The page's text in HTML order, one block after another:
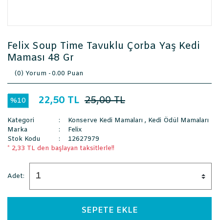
Felix Soup Time Tavuklu Çorba Yaş Kedi
Maması 48 Gr
(0) Yorum -0.00 Puan
%10 22,50 TL 25,00 TL
Kategori Konserve Kedi Mamaları , Kedi Ödül Mamaları
Marka
Felix
Stok Kodu
12627979
* 2,33 TL den başlayan taksitlerle!!
Adet:
SEPETE EKLE